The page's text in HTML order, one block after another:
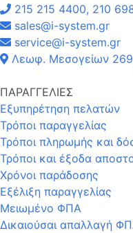
215 215 4400, 210
sales@i-system.gr
service@i-system.gr
Λεωφ. Μεσογείων
ΠΑΡΑΓΓΕΛΙΕΣ
Εξυπηρέτηση πελατών
Τρόποι παραγγελίας
Τρόποι πληρωμής και
Τρόποι και έξοδα
Χρόνοι παράδοσης
Εξέλιξη παραγγελίας
Μειωμένο ΦΠΑ
Δικαιούσαι απαλλαγή